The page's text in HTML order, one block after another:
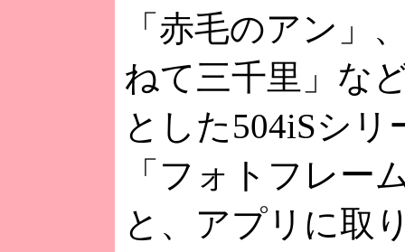
「赤毛のアン」
ねて三千里」な
とした504iSシリ
「フォトフレー
と、アプリに取